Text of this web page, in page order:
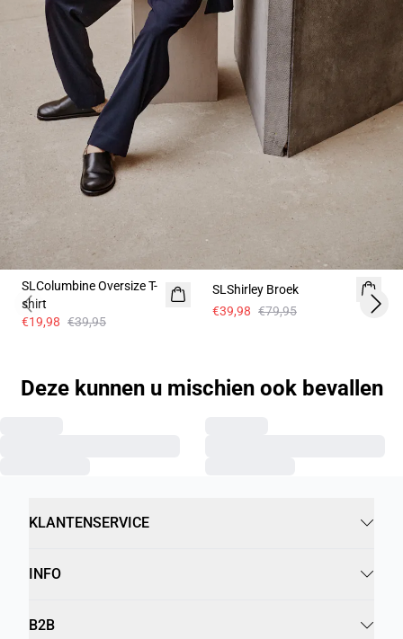
SLColumbine Oversize T-
shirt
€19,98 €39,95
-50%
SLShirley Broek
€39,98 €79,95
Previous slide Next
Deze kunnen u mischien ook bevallen
KLANTENSERVICE
INFO
B2B